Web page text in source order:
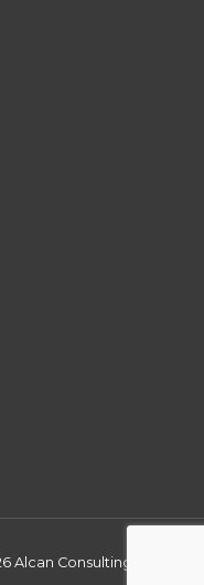
Alcan Consulting